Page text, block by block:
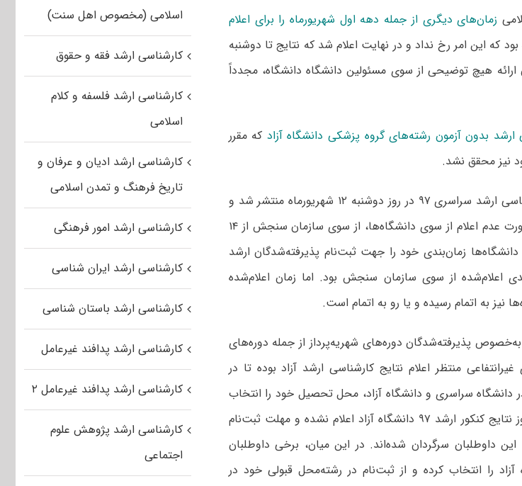
زمان‌های دیگری از جمله دهه اول شهریورماه را برای اعلام
بود که این امر رخ نداد و در نهایت اعلام شد که نتایج تا دوشنبه
هیچ توضیحی از سوی مسئولین دانشگاه دانشگاه، مجدداً
بدون آزمون رشته‌های گروه پزشکی دانشگاه آزاد که مقرر
قابل توجه است که نتایج آزمون کارشناسی ارشد سراسری ۹۷ در روز دوشنبه ۱۲ شهریورماه منتشر شد و
زمان ثبت‌نام پذیرفته‌شدگان نیز، در صورت عدم اعلام از سوی دانشگاه‌ها، از سوی سازمان سنجش از ۱۴
دانشگاه‌ها زمان‌بندی خود را جهت ثبت‌نام پذیرفته‌شدگان ارشد
اعلام‌شده از سوی سازمان سنجش بود. اما زمان اعلام‌شده
نیز به اتمام رسیده و یا رو به اتمام است.
پذیرفته‌شدگان دوره‌های شهریه‌پرداز از جمله دوره‌های
منتظر اعلام نتایج کارشناسی ارشد آزاد بوده تا در
سراسری و دانشگاه آزاد، محل تحصیل خود را انتخاب
نمایند. بنابراین با توجه به این که هنوز نتایج کنکور ارشد ۹۷ دانشگاه آزاد اعلام نشده و مهلت ثبت‌نام
این داوطلبان سرگردان شده‌اند. در این میان، برخی داوطلبان
آزاد را انتخاب کرده و از ثبت‌نام در رشته‌محل قبولی خود در
اسلامی (مخصوص اهل سنت)
کارشناسی ارشد فقه و حقوق
کارشناسی ارشد فلسفه و کلام
اسلامی
کارشناسی ارشد ادیان و عرفان و
تاریخ فرهنگ و تمدن اسلامی
کارشناسی ارشد امور فرهنگی
کارشناسی ارشد ایران شناسی
کارشناسی ارشد باستان شناسی
کارشناسی ارشد پدافند غیرعامل
کارشناسی ارشد پدافند غیرعامل ۲
کارشناسی ارشد پژوهش علوم
اجتماعی